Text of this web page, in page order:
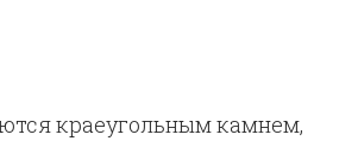
краеугольным камнем,